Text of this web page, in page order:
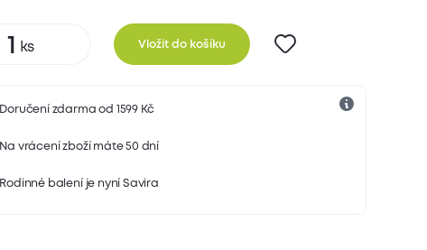
Vložit do košíku
Doručení zdarma od 1599 Kč
Na vrácení zboží máte 50 dní
Rodinné balení je nyní Savira